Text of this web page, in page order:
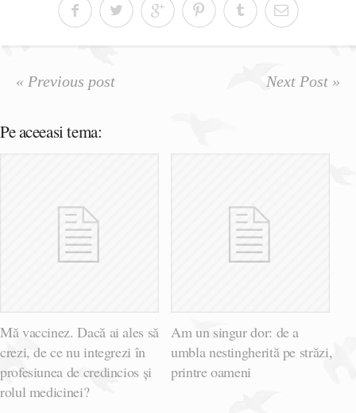
« Previous post Next Post »
Pe aceeasi tema:
Mă vaccinez. Dacă ai ales să
crezi, de ce nu integrezi în
profesiunea de credincios și
rolul medicinei?
Am un singur dor: de a
umbla nestingherită pe străzi,
printre oameni